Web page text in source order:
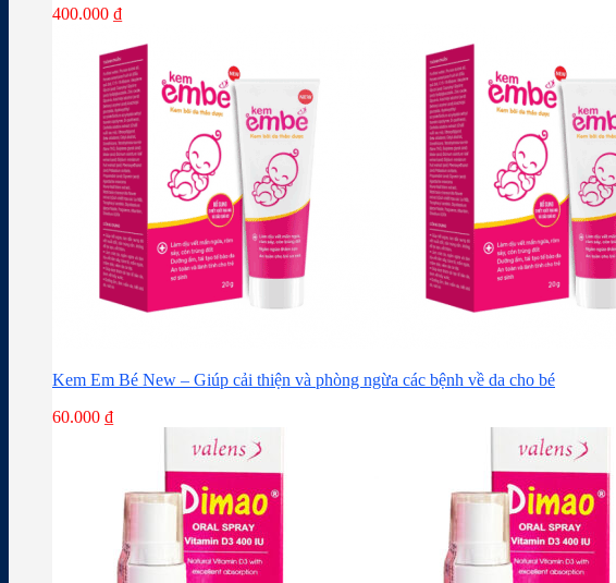
400.000 ₫
Kem Em Bé New – Giúp cải thiện và phòng ngừa các bệnh về da cho bé
60.000 ₫